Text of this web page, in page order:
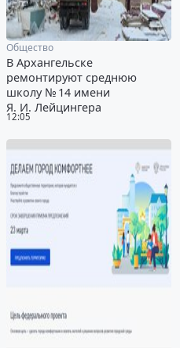
12:05
Общество
В Архангельске
ремонтируют среднюю
школу № 14 имени
Я. И. Лейцингера